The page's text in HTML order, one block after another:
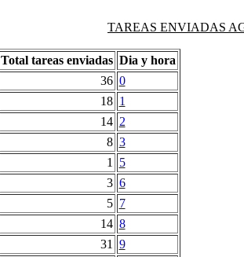
TAREAS ENVIADAS
Total tareas enviadas Dia y hora
36 0
18 1
14 2
8 3
1
5
3 6
5 7
14 8
31
9